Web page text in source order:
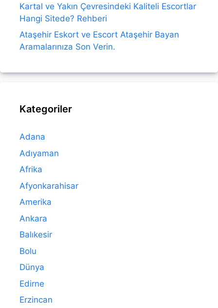
Kartal ve Yakın Çevresindeki Kaliteli Escortlar
Hangi Sitede? Rehberi
Ataşehir Eskort ve Escort Ataşehir Bayan
Aramalarınıza Son Verin.
Kategoriler
Adana
Adıyaman
Afrika
Afyonkarahisar
Amerika
Ankara
Balıkesir
Bolu
Dünya
Edirne
Erzincan